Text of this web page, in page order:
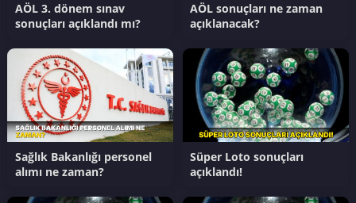
AÖL 3. dönem sınav
sonuçları açıklandı mı?
AÖL sonuçları ne zaman
açıklanacak?
Sağlık Bakanlığı personel
alımı ne zaman?
Süper Loto sonuçları
açıklandı!